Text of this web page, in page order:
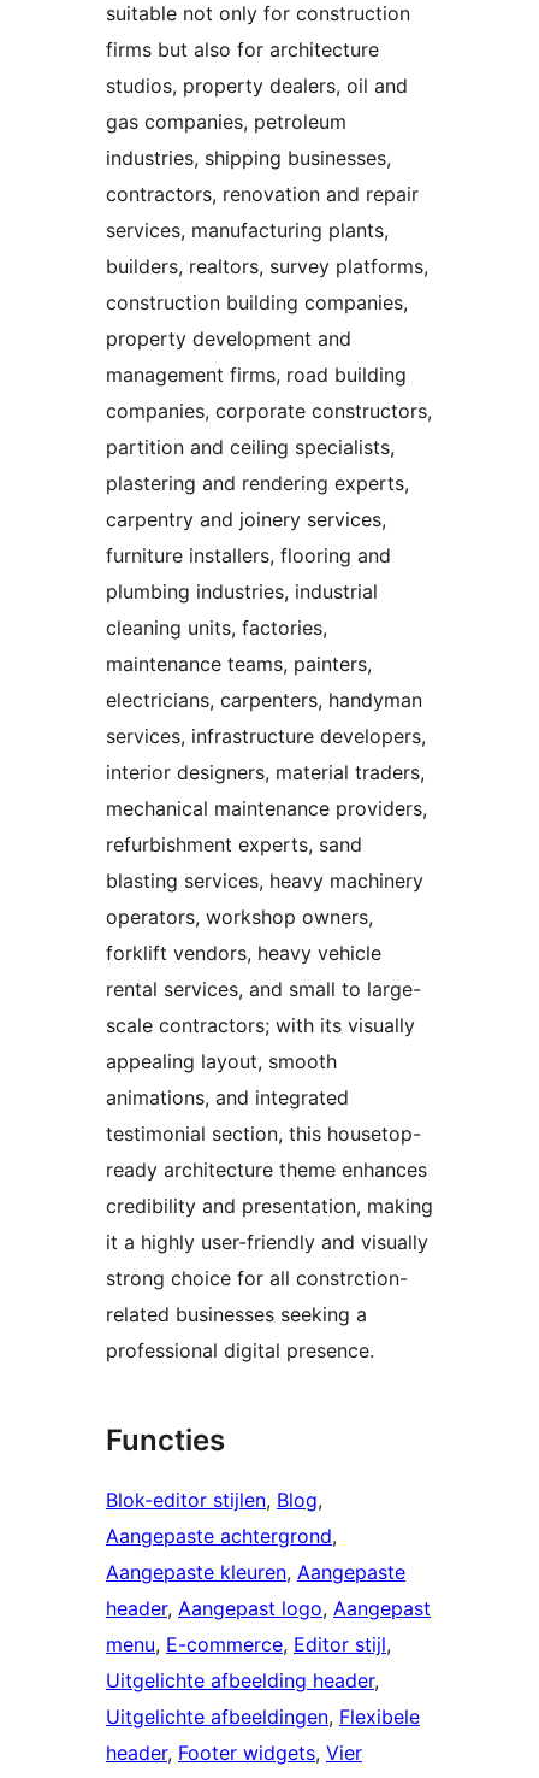
suitable not only for construction
firms but also for architecture
studios, property dealers, oil and
gas companies, petroleum
industries, shipping businesses,
contractors, renovation and repair
services, manufacturing plants,
builders, realtors, survey platforms,
construction building companies,
property development and
management firms, road building
companies, corporate constructors,
partition and ceiling specialists,
plastering and rendering experts,
carpentry and joinery services,
furniture installers, flooring and
plumbing industries, industrial
cleaning units, factories,
maintenance teams, painters,
electricians, carpenters, handyman
services, infrastructure developers,
interior designers, material traders,
mechanical maintenance providers,
refurbishment experts, sand
blasting services, heavy machinery
operators, workshop owners,
forklift vendors, heavy vehicle
rental services, and small to large-
scale contractors; with its visually
appealing layout, smooth
animations, and integrated
testimonial section, this housetop-
ready architecture theme enhances
credibility and presentation, making
it a highly user-friendly and visually
strong choice for all constrction-
related businesses seeking a
professional digital presence.
Functies
Blok-editor stijlen, Blog
Aangepaste achtergrond
Aangepaste kleuren, Aangepaste
header, Aangepast logo, Aangepast
menu, E-commerce, Editor stijl
Uitgelichte afbeelding header
Uitgelichte afbeeldingen, Flexibele
header, Footer widgets, Vier